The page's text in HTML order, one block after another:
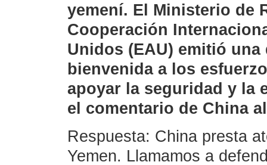
yemení. El Ministerio de
Cooperación
Unidos (EAU) emitió
bienvenida a los
apoyar la seguridad y la
el comentario de China
Respuesta: China presta
Yemen. Llamamos a